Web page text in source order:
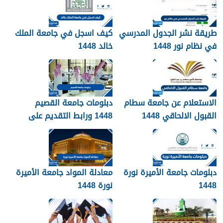
طريقة نشر الجدول المدرسي
في نظام نور 1448
كيف اسجل في جامعة الملك
خالد 1448
الاستعلام عن جامعة سطام
القبول الالحاقي 1448
دبلومات جامعة القصيم
1448 ورابط التقديم على
دبلومات جامعة القصيم
qudcss.com
دبلومات جامعة الأميرة نورة
1448
معادلة المواد جامعة الأميرة
نورة 1448